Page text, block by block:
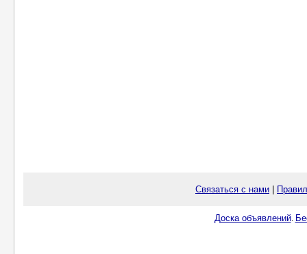
Связаться с нами
Доска объявлений.